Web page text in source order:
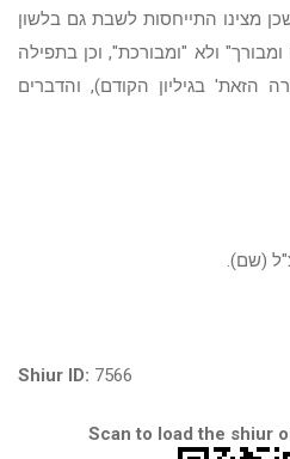
מצינו התייחסות לשבת גם בלשון
ולא "ומבורכת", וכן בתפילה
הזאת' בגיליון הקודם), והדברים
(שם).
Shiur ID: 7566
Scan to load the shiur